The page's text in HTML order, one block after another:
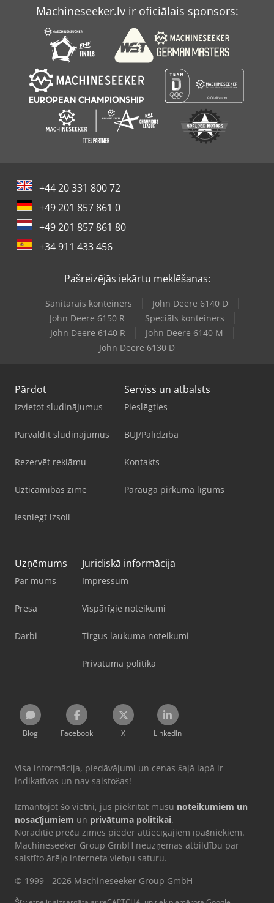
R 706Machineseeker.lv ir oficiālais sponsors:
+44 20 331 800 72
+49 201 857 861 0
+49 201 857 861 80
+34 911 433 456
Pašreizējās iekārtu meklēšanas:
Sanitārais konteiners
John Deere 6140 D
John Deere 6150 R
Speciāls konteiners
John Deere 6140 R
John Deere 6140 M
John Deere 6130 D
Pārdot
Izvietot sludinājumus
Pārvaldīt sludinājumus
Rezervēt reklāmu
Uzticamības zīme
Iesniegt izsoli
Serviss un atbalsts
Pieslēgties
BUJ/Palīdzība
Kontakts
Parauga pirkuma līgums
Uzņēmums
Par mums
Presa
Darbi
Juridiskā informācija
Impressum
Vispārīgie noteikumi
Tirgus laukuma noteikumi
Privātuma politika
Blog Facebook X LinkedIn
Visa informācija, piedāvājumi un cenas šajā lapā ir
indikatīvas un nav saistošas!
Izmantojot šo vietni, jūs piekrītat mūsu noteikumiem un
nosacījumiem un privātuma politikai.
Norādītie preču zīmes pieder attiecīgajiem īpašniekiem.
Machineseeker Group GmbH neuzņemas atbildību par
saistīto ārējo interneta vietņu saturu.
© 1999 - 2026 Machineseeker Group GmbH